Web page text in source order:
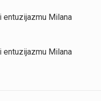
entuzijazmu Milana
entuzijazmu Milana